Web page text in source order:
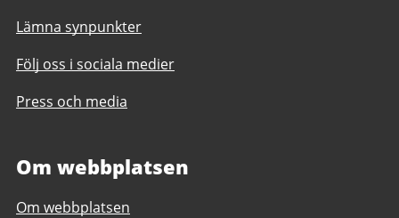
Lämna synpunkter
Följ oss i sociala medier
Press och media
Om webbplatsen
Om webbplatsen